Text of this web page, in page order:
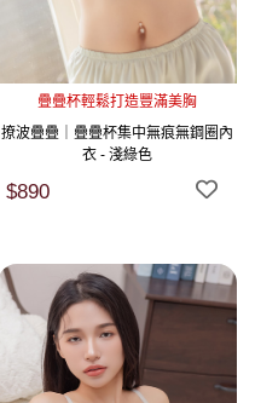
疊疊杯輕鬆打造豐滿美胸
撩波疊疊｜疊疊杯集中無痕無鋼圈內
衣 - 淺綠色
$890